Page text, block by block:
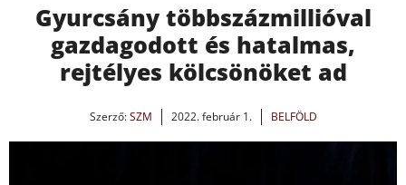
Gyurcsány többszázmillióval
gazdagodott és hatalmas,
rejtélyes kölcsönöket ad
Szerző:SZM 2022. február 1. BELFÖLD